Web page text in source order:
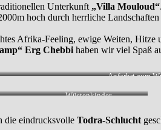
Unterkunft „Villa Mouloud“.
hoch durch herrliche
Afrika-Feeling, ewige Weiten,
Erg Chebbi haben wir viel Spaß
Anfarhrt zum
Wüstenkinder.
die eindrucksvolle Todra-Schlucht